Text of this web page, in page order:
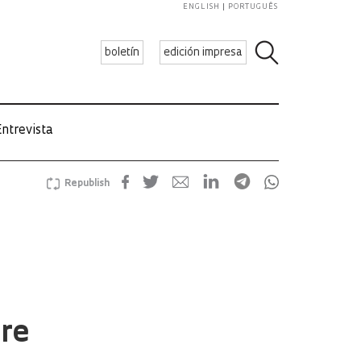
boletín edición impresa
ENGLISH PORTUGUÊS
Republish